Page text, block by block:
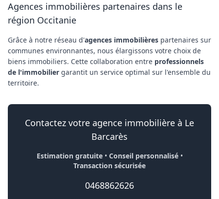
Agences immobilières partenaires dans le
région Occitanie
Grâce à notre réseau d'agences immobilières partenaires sur
communes environnantes, nous élargissons votre choix de
biens immobiliers. Cette collaboration entre professionnels
de l'immobilier garantit un service optimal sur l'ensemble du
territoire.
Contactez votre agence immobilière à Le
Barcarès
Estimation gratuite• Conseil personnalisé•
Transaction sécurisée
0468862626